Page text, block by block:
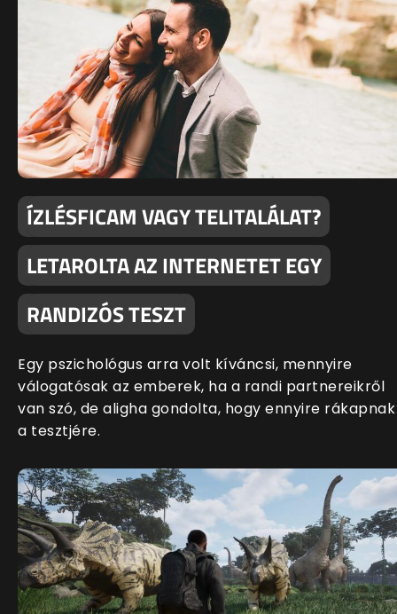
ÍZLÉSFICAM VAGY TELITALÁLAT?
LETAROLTA AZ INTERNETET EGY
RANDIZÓS TESZT
Egy pszichológus arra volt kíváncsi, mennyire
válogatósak az emberek, ha a randi partnereikről
van szó, de aligha gondolta, hogy ennyire rákapnak
a tesztjére.